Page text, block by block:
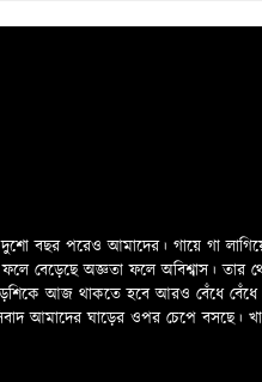
বছর পরেও আমাদের। গায়ে গা
বেড়েছে অজ্ঞতা ফলে অবিশ্বাস। তার
পড়শিকে আজ থাকতে হবে আরও বেঁধে
আমাদের ঘাড়ের ওপর চেপে